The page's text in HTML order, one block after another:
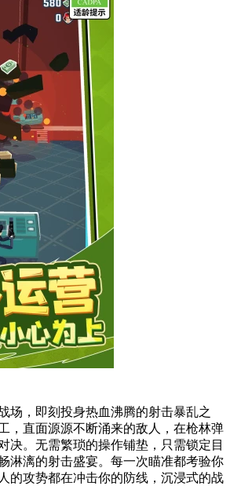
场，即刻投身热血沸腾的射击暴乱之
，直面源源不断涌来的敌人，在枪林弹
决。无需繁琐的操作铺垫，只需锁定目
淋漓的射击盛宴。每一次瞄准都考验你
的攻势都在冲击你的防线，沉浸式的战